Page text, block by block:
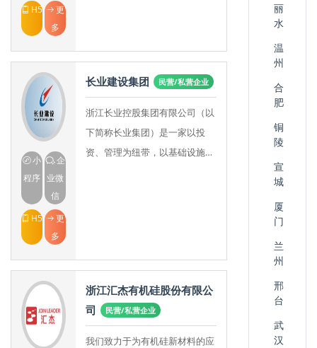
H5
更
多
小
程序
企
业微
信
H5
更
多
长业建设集团 民营/私营企业
浙江长业控股集团有限公司（以
下简称长业集团）是一家以投
资、管理为纽带，以基础设施、
浙江汇杰有机硅股份有限公
司
民营/私营企业
我们致力于为有机硅新材料的应
丽
水
温
州
合
肥
铜
陵
宣
城
厦
门
兰
州
邢
台
武
汉